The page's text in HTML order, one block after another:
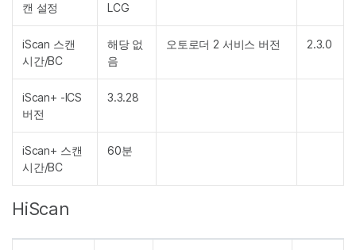
캔 설정
LCG
iScan 스캔
시간/BC
해당 없
음
오토로더 2 서비스 버전 2.3.0
iScan+ -ICS
버전
3.3.28
iScan+ 스캔
시간/BC
60분
HiScan